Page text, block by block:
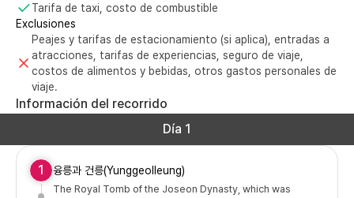
Tarifa de taxi, costo de combustible
Exclusiones
Peajes y tarifas de estacionamiento (si aplica), entradas a
atracciones, tarifas de experiencias, seguro de viaje,
costos de alimentos y bebidas, otros gastos personales de
viaje.
Información del recorrido
Día 1
1 융릉과 건릉(Yunggeolleung)
The Royal Tomb of the Joseon Dynasty, which was